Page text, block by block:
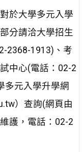
於大學多元入學
分請洽大學招生
2368-1913)、考
中心(電話：02-2
多元入學升學網
）查詢(網頁由
護，電話：02-2